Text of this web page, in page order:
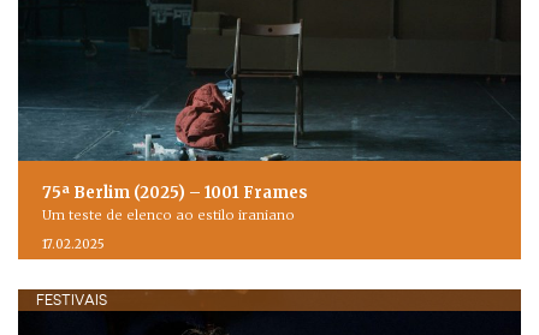
75ª Berlim (2025) – 1001 Frames
Um teste de elenco ao estilo iraniano
17.02.2025
FESTIVAIS